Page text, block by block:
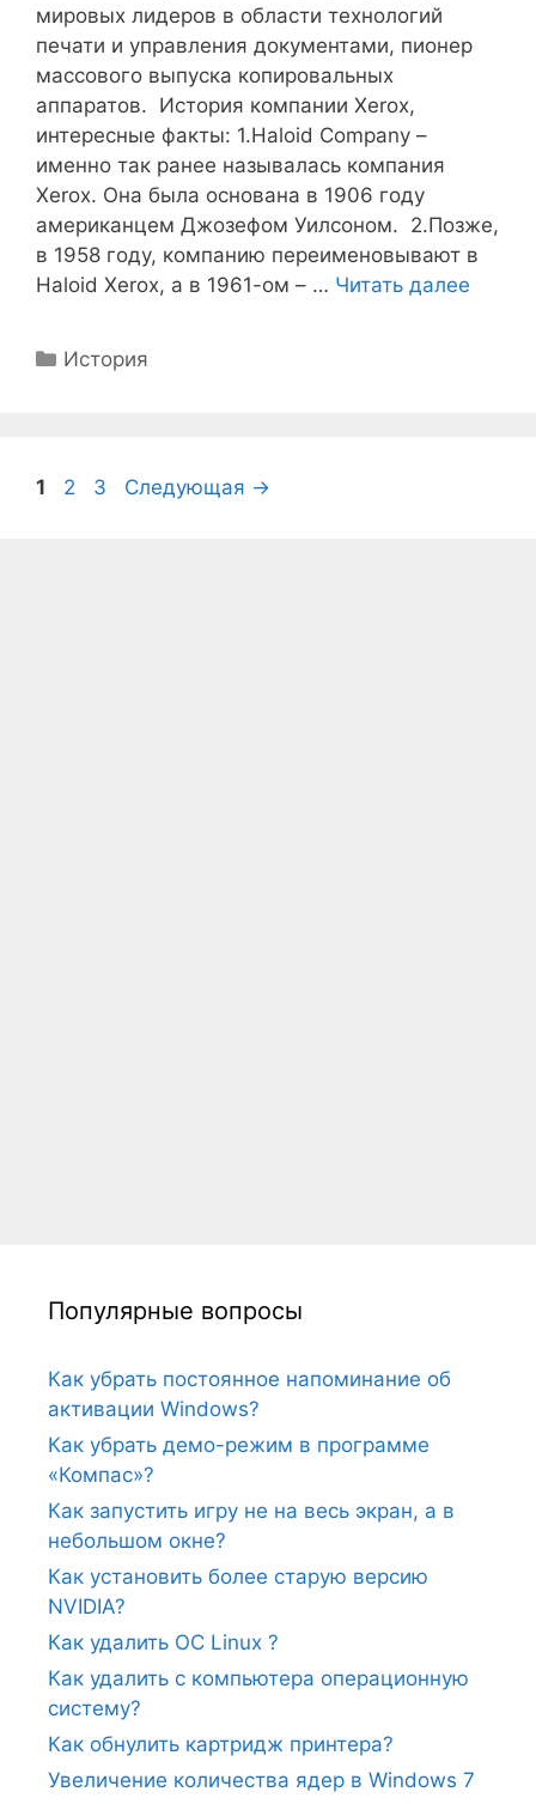
мировых лидеров в области технологий
печати и управления документами, пионер
массового выпуска копировальных
аппаратов. История компании Xerox,
интересные факты: 1.Haloid Company –
именно так ранее называлась компания
Xerox. Она была основана в 1906 году
американцем Джозефом Уилсоном. 2.Позже,
в 1958 году, компанию переименовывают в
Haloid Xerox, а в 1961-ом – … Читать далее
Рубрики
История
Страница
1 Страница
2 Страница
3 Следующая →
Популярные вопросы
Как убрать постоянное напоминание об
активации Windows?
Как убрать демо-режим в программе
«Компас»?
Как запустить игру не на весь экран, а в
небольшом окне?
Как установить более старую версию
NVIDIA?
Как удалить ОС Linux ?
Как удалить с компьютера операционную
систему?
Как обнулить картридж принтера?
Увеличение количества ядер в Windows 7